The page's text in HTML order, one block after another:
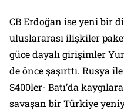
CB Erdoğan ise yeni bir
uluslararası ilişkiler
güce dayalı girişimler
de önce şaşırttı. Rusya
S400ler- Batı’da
savaşan bir Türkiye